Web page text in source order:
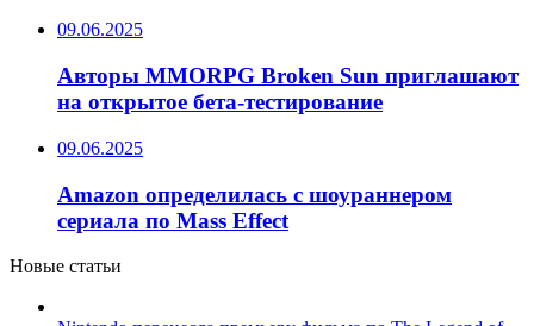
09.06.2025
Авторы MMORPG Broken Sun приглашают
на открытое бета-тестирование
09.06.2025
Amazon определилась с шоураннером
сериала по Mass Effect
Новые статьи